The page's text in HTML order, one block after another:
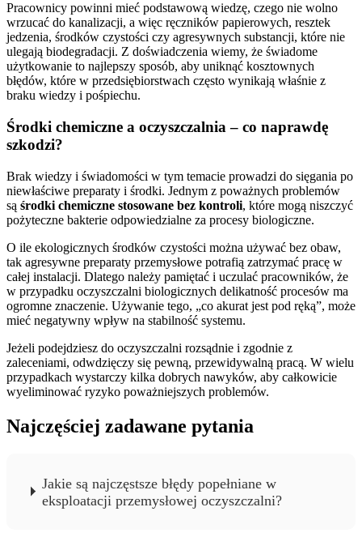
Pracownicy powinni mieć podstawową wiedzę, czego nie wolno
wrzucać do kanalizacji, a więc ręczników papierowych, resztek
jedzenia, środków czystości czy agresywnych substancji, które nie
ulegają biodegradacji. Z doświadczenia wiemy, że świadome
użytkowanie to najlepszy sposób, aby uniknąć kosztownych
błędów, które w przedsiębiorstwach często wynikają właśnie z
braku wiedzy i pośpiechu.
Środki chemiczne a oczyszczalnia – co naprawdę
szkodzi?
Brak wiedzy i świadomości w tym temacie prowadzi do sięgania po
niewłaściwe preparaty i środki. Jednym z poważnych problemów
są środki chemiczne stosowane bez kontroli, które mogą niszczyć
pożyteczne bakterie odpowiedzialne za procesy biologiczne.
O ile ekologicznych środków czystości można używać bez obaw,
tak agresywne preparaty przemysłowe potrafią zatrzymać pracę w
całej instalacji. Dlatego należy pamiętać i uczulać pracowników, że
w przypadku oczyszczalni biologicznych delikatność procesów ma
ogromne znaczenie. Używanie tego, „co akurat jest pod ręką”, może
mieć negatywny wpływ na stabilność systemu.
Jeżeli podejdziesz do oczyszczalni rozsądnie i zgodnie z
zaleceniami, odwdzięczy się pewną, przewidywalną pracą. W wielu
przypadkach wystarczy kilka dobrych nawyków, aby całkowicie
wyeliminować ryzyko poważniejszych problemów.
Najczęściej zadawane pytania
Jakie są najczęstsze błędy popełniane w
eksploatacji przemysłowej oczyszczalni?